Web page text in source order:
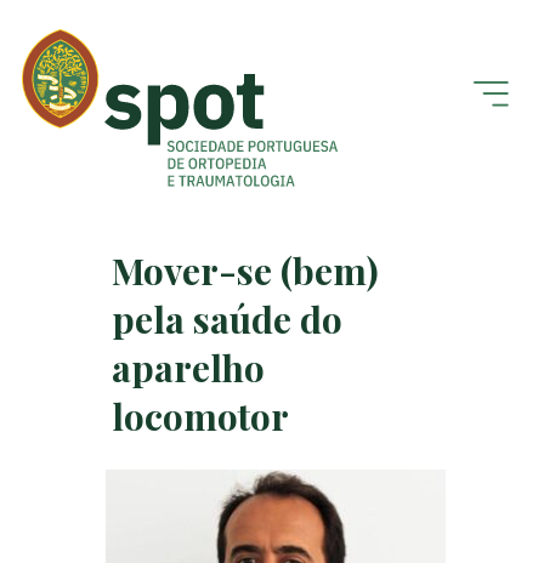
Mover-se (bem)
pela saúde do
aparelho
locomotor